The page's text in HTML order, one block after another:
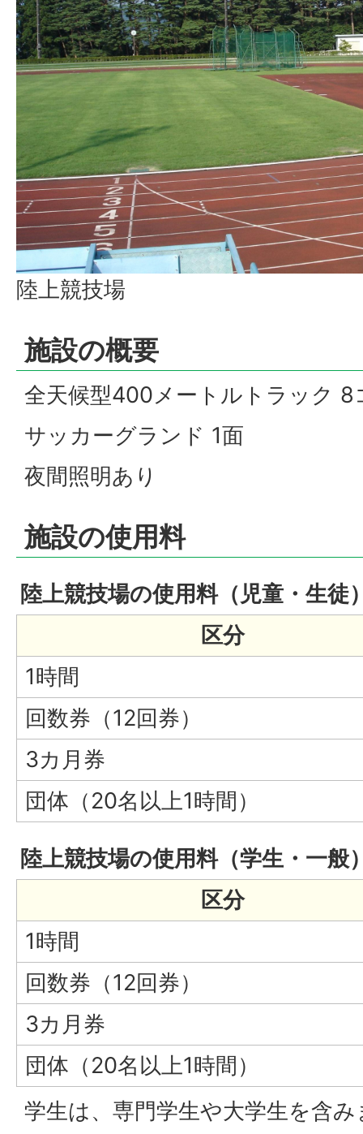
陸上競技場
施設の概要
全天候型400メートルトラック 8
サッカーグランド 1面
夜間照明あり
施設の使用料
陸上競技場の使用料（児童・生徒
区分
1時間
回数券（12回券）
3カ月券
団体（20名以上1時間）
陸上競技場の使用料（学生・一般
区分
1時間
回数券（12回券）
3カ月券
団体（20名以上1時間）
学生は、専門学生や大学生を含み